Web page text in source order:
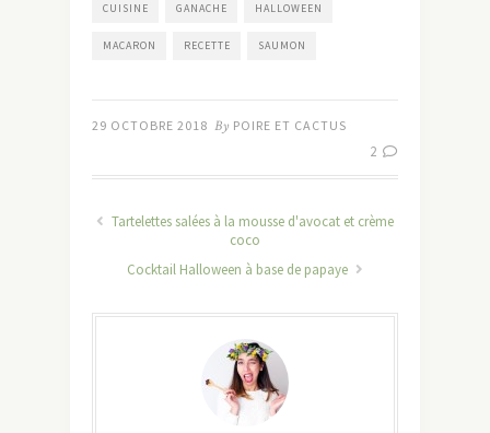
CUISINE GANACHE HALLOWEEN
MACARON RECETTE SAUMON
29 OCTOBRE 2018 By POIRE ET CACTUS
2
Tartelettes salées à la mousse d'avocat et crème
coco
Cocktail Halloween à base de papaye